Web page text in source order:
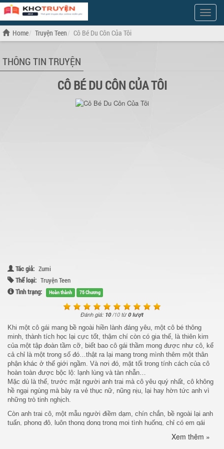
Show
Menu
Home Truyện Teen Cô Bé Du Côn Của Tôi
THÔNG TIN TRUYỆN
CÔ BÉ DU CÔN CỦA TÔI
Tác giả: Zumi
Thể loại: Truyện Teen
Tình trạng:
Hoàn thành 75 Chương
Đánh giá: 10/10 từ0 lượt
Khi một cô gái mang bề ngoài hiền lành đáng yêu, một cô bé thông
minh, thành tích học lại cực tốt, thậm chí còn có gia thế, là thiên kim
của một tập đoàn tầm cỡ, biết bao cô gái thầm mong được như cô, kể
cả chỉ là một trong số đó…thật ra lại mang trong mình thêm một thân
phận khác ở thế giới ngầm. Và nơi đó, mặt tối trong tính cách của cô
hoàn toàn được bộc lộ: lạnh lùng và tàn nhẫn…
Mặc dù là thế, trước mặt người anh trai mà cô yêu quý nhất, cô không
hề ngại ngùng mà bày ra vẻ thục nữ, nũng nịu, lại hay hờn tức anh vì
những trò tinh nghịch.
Còn anh trai cô, một mẫu người điềm dạm, chín chắn, bề ngoài lại anh
tuấn, phong độ, luôn thong dong trong mọi tình huống, chỉ có em gái
anh cũng có bí mật, anh cũng mang trên người một thân phận khác,
Xem thêm »